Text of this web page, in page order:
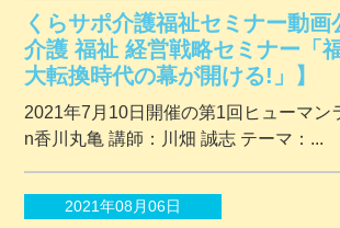
くらサポ介護福祉セミナー動画
介護 福祉 経営戦略セミナー「
大転換時代の幕が開ける!」】
2021年7月10日開催の第1回ヒューマン
n香川丸亀 講師：川畑 誠志 テーマ：...
2021年08月06日